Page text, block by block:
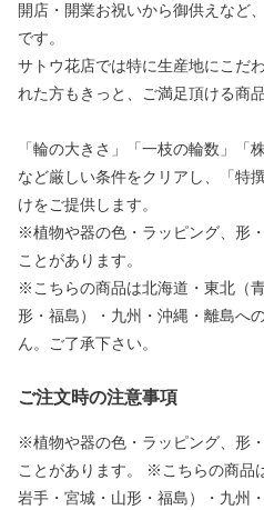
開店・開業お祝いから御供えなど
です。
サトウ花店では特に生産地にこだ
れた方もきっと、ご満足頂ける商品
「輪の大きさ」「一枝の輪数」「
など厳しい条件をクリアし、「特
けをご提供します。
※植物や器の色・ラッピング、形
ことがあります。
※こちらの商品は北海道・東北（
形・福島）・九州・沖縄・離島へ
ん。ご了承下さい。
ご注文時の注意事項
※植物や器の色・ラッピング、形
ことがあります。 ※こちらの商品
岩手・宮城・山形・福島）・九州